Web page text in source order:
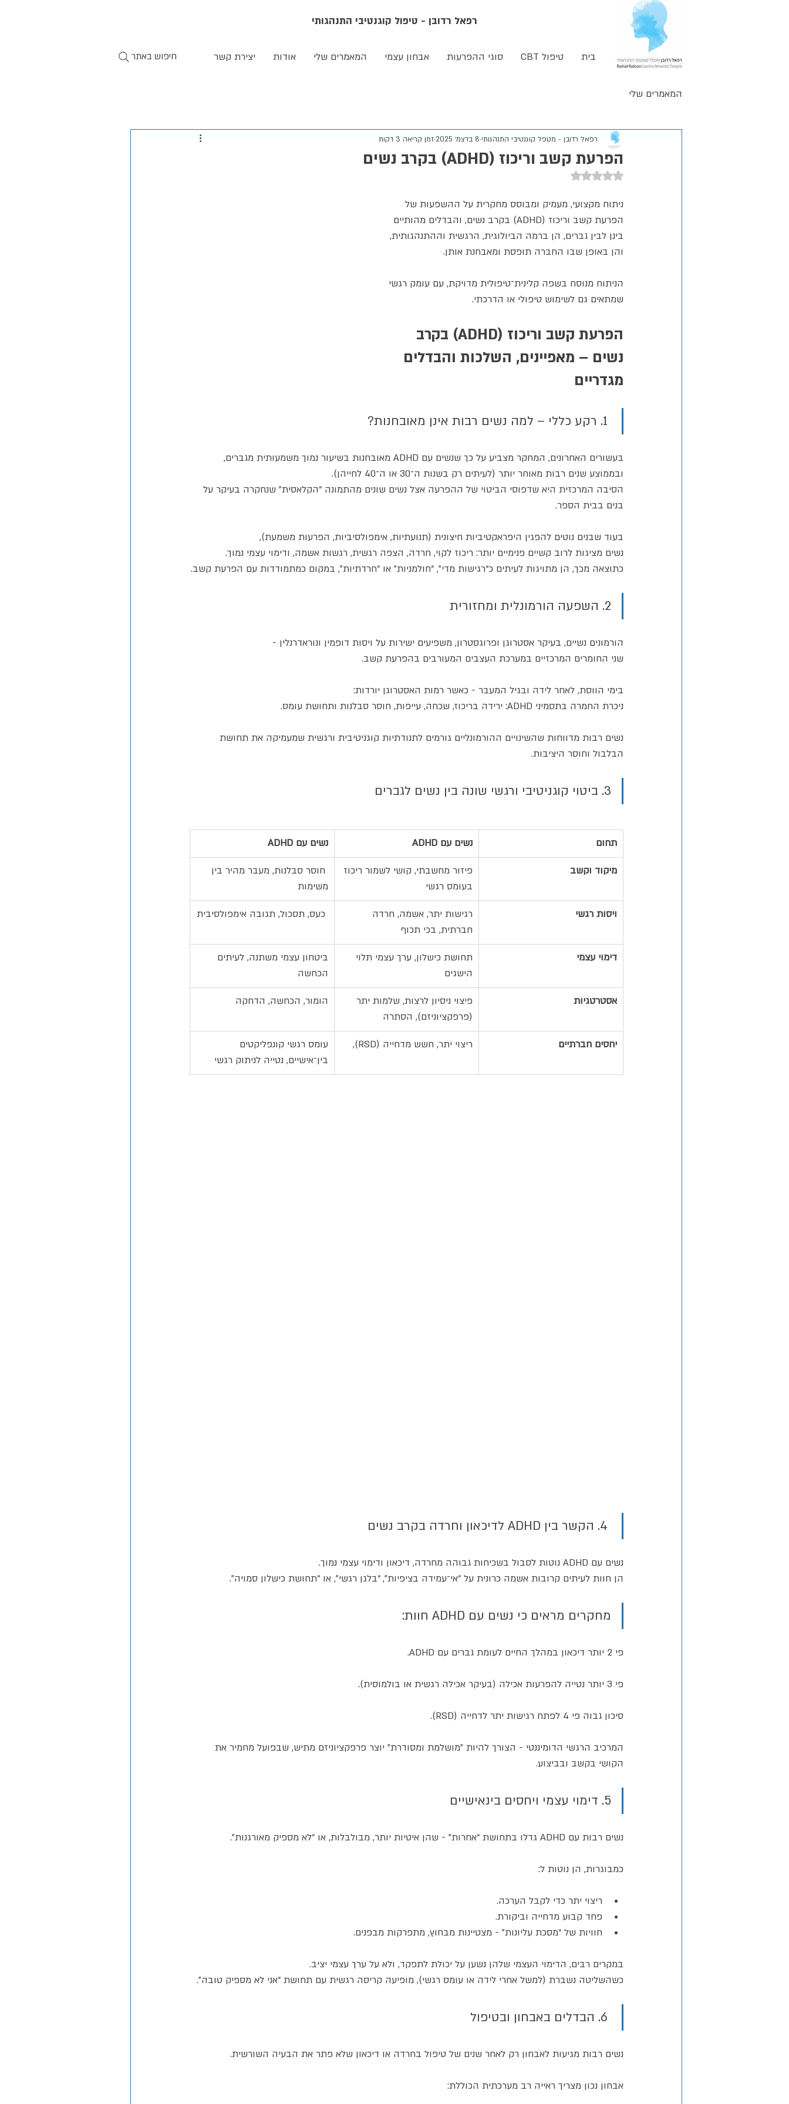
רפאל רדובן - טיפול קוגנטיבי התנהגותי
בית טיפול CBT סוגי ההפרעות אבחון עצמי המאמרים שלי אודות יצירת קשר חיפוש באתר
המאמרים שלי
הפרעת קשב וריכוז (ADHD) בקרב נשים
רפאל רדובן - מטפל קוגנטיבי התנהגותי 8 בדצמ׳ 2025 זמן קריאה 3 דקות
דירוג של NaN מתוך 5 כוכבים
ניתוח מקצועי, מעמיק ומבוסס מחקרית על ההשפעות של
הפרעת קשב וריכוז (ADHD) בקרב נשים, והבדלים מהותיים
בינן לבין גברים, הן ברמה הביולוגית, הרגשית וההתנהגותית,
והן באופן שבו החברה תופסת ומאבחנת אותן.
הניתוח מנוסח בשפה קלינית־טיפולית מדויקת, עם עומק רגשי
שמתאים גם לשימוש טיפולי או הדרכתי.
הפרעת קשב וריכוז (ADHD) בקרב
נשים – מאפיינים, השלכות והבדלים
מגדריים
בעשורים האחרונים, המחקר מצביע על כך שנשים עם ADHD מאובחנות בשיעור נמוך משמעותית מגברים,
ובממוצע שנים רבות מאוחר יותר (לעיתים רק בשנות ה־30 או ה־40 לחייהן).
הסיבה המרכזית היא שדפוסי הביטוי של ההפרעה אצל נשים שונים מהתמונה “הקלאסית” שנחקרה בעיקר על
בנים בבית הספר.
בעוד שבנים נוטים להפגין היפראקטיביות חיצונית (תנועתיות, אימפולסיביות, הפרעות משמעת),
נשים מציגות לרוב קשיים פנימיים יותר: ריכוז לקוי, חרדה, הצפה רגשית, רגשות אשמה, ודימוי עצמי נמוך.
כתוצאה מכך, הן מתויגות לעיתים כ“רגישות מדי”, “חולמניות” או “חרדתיות”, במקום כמתמודדות עם הפרעת קשב.
2. השפעה הורמונלית ומחזורית
הורמונים נשיים, בעיקר אסטרוגן ופרוגסטרון, משפיעים ישירות על ויסות דופמין ונוראדרנלין -
שני החומרים המרכזיים במערכת העצבים המעורבים בהפרעת קשב.
בימי הווסת, לאחר לידה ובגיל המעבר - כאשר רמות האסטרוגן יורדות:
ניכרת החמרה בתסמיני ADHD: ירידה בריכוז, שכחה, עייפות, חוסר סבלנות ותחושת עומס.
נשים רבות מדווחות שהשינויים ההורמונליים גורמים לתנודתיות קוגניטיבית ורגשית שמעמיקה את תחושת
הבלבול וחוסר היציבות.
3. ביטוי קוגניטיבי ורגשי שונה בין נשים לגברים
תחום נשים עם ADHD נשים עם ADHD
מיקוד וקשב
פיזור מחשבתי, קושי לשמור ריכוז
בעומס רגשי
חוסר סבלנות, מעבר מהיר בין
משימות
ויסות רגשי
רגישות יתר, אשמה, חרדה
חברתית, בכי תכוף
כעס, תסכול, תגובה אימפולסיבית
דימוי עצמי
תחושת כישלון, ערך עצמי תלוי
הישגים
ביטחון עצמי משתנה, לעיתים
הכחשה
אסטרטגיות
פיצוי ניסיון לרצות, שלמות יתר
(פרפקציוניזם), הסתרה
הומור, הכחשה, הדחקה
יחסים חברתיים ריצוי יתר, חשש מדחייה (RSD),
עומס רגשי קונפליקטים
בין־אישיים, נטייה לניתוק רגשי
נשים עם ADHD נוטות לסבול בשכיחות גבוהה מחרדה, דיכאון ודימוי עצמי נמוך.
הן חוות לעיתים קרובות אשמה כרונית על “אי־עמידה בציפיות”, “בלגן רגשי”, או “תחושת כישלון סמויה”.
מחקרים מראים כי נשים עם ADHD חוות:
פי 2 יותר דיכאון במהלך החיים לעומת גברים עם ADHD.
פי 3 יותר נטייה להפרעות אכילה (בעיקר אכילה רגשית או בולמוסית).
סיכון גבוה פי 4 לפתח רגישות יתר לדחייה (RSD).
המרכיב הרגשי הדומיננטי - הצורך להיות "מושלמת ומסודרת" יוצר פרפקציוניזם מתיש, שבפועל מחמיר את
הקושי בקשב ובביצוע.
5. דימוי עצמי ויחסים בינאישיים
נשים רבות עם ADHD גדלו בתחושת “אחרות” - שהן איטיות יותר, מבולבלות, או “לא מספיק מאורגנות”.
כמבוגרות, הן נוטות ל:
ריצוי יתר כדי לקבל הערכה.
פחד קבוע מדחייה וביקורת.
חוויות של “מסכת עליונות” - מצטיינות מבחוץ, מתפרקות מבפנים.
במקרים רבים, הדימוי העצמי שלהן נשען על יכולת לתפקד, ולא על ערך עצמי יציב.
כשהשליטה נשברת (למשל אחרי לידה או עומס רגשי), מופיעה קריסה רגשית עם תחושת “אני לא מספיק טובה”.
נשים רבות מגיעות לאבחון רק לאחר שנים של טיפול בחרדה או דיכאון שלא פתר את הבעיה השורשית.
אבחון נכון מצריך ראייה רב מערכתית הכוללת: